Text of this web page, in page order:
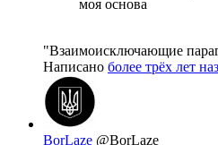
моя основа
"Взаимоисключающие
Написано более трёх лет
BorLaze @BorLaze